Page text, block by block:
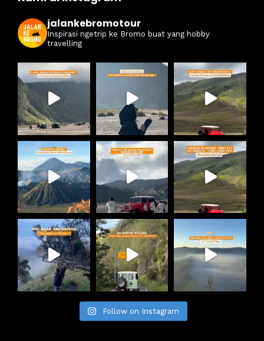
jalankebromotour
Inspirasi ngetrip ke Bromo buat yang hobby
travelling
Follow on Instagram